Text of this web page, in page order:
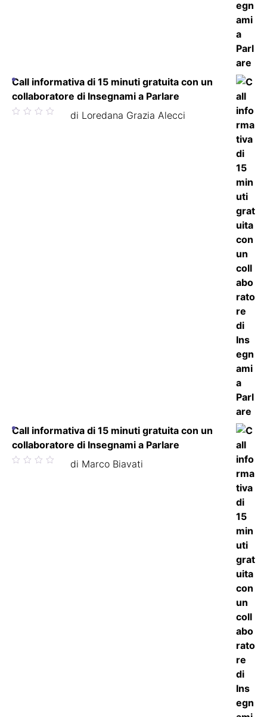
Call informativa di 15 minuti gratuita con un
collaboratore di Insegnami a Parlare
Valutato di Loredana Grazia Alecci
Call informativa di 15 minuti gratuita con un
collaboratore di Insegnami a Parlare
Valutato di Marco Biavati